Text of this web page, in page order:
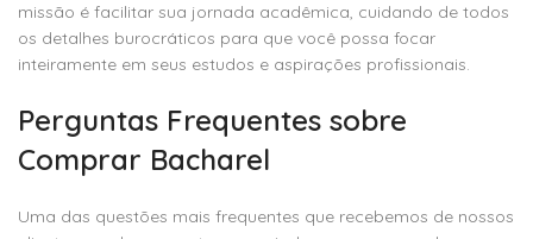
missão é facilitar sua jornada acadêmica, cuidando de todos
os detalhes burocráticos para que você possa focar
inteiramente em seus estudos e aspirações profissionais.
Perguntas Frequentes sobre
Comprar Bacharel
Uma das questões mais frequentes que recebemos de nossos